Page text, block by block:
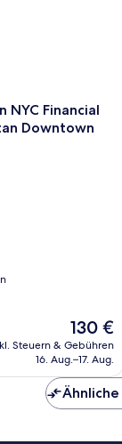
NYC Financial
Downtown
Der
Preis
beträgt
130 €
Steuern & Gebühren
16. Aug.–17. Aug.